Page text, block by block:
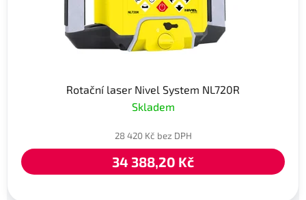
Rotační laser Nivel System NL720R
Skladem
28 420 Kč bez DPH
34 388,20 Kč